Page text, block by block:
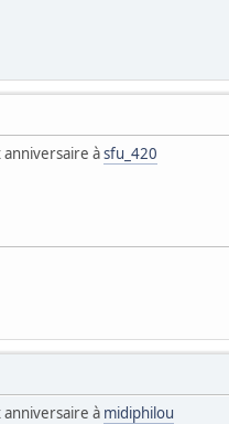
àsfu_420
à midiphilou